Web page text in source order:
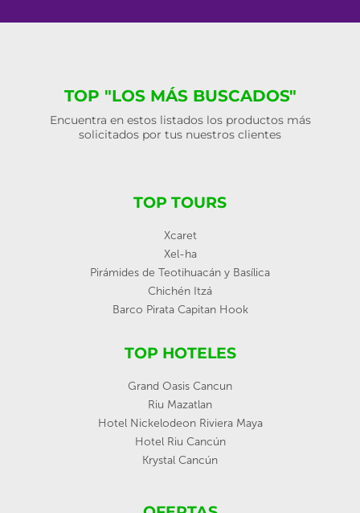
TOP "LOS MÁS BUSCADOS"
Encuentra en estos listados los productos más
solicitados por tus nuestros clientes
TOP TOURS
Xcaret
Xel-ha
Pirámides de Teotihuacán y Basílica
Chichén Itzá
Barco Pirata Capitan Hook
TOP HOTELES
Grand Oasis Cancun
Riu Mazatlan
Hotel Nickelodeon Riviera Maya
Hotel Riu Cancún
Krystal Cancún